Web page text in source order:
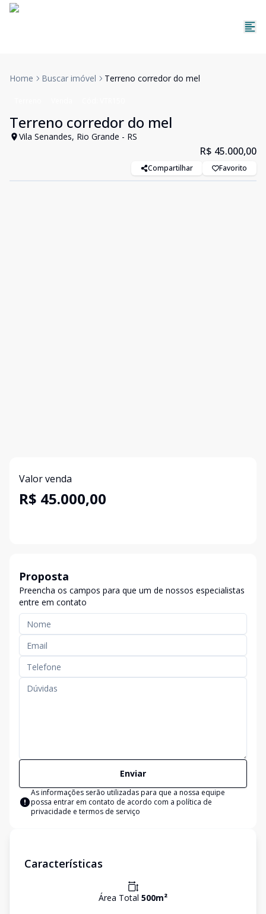
Home Buscar imóvel Terreno corredor do mel
Terreno corredor do mel
Vila Senandes, Rio Grande - RS
R$ 45.000,00
Compartilhar Favorito
Valor venda
R$ 45.000,00
Proposta
Preencha os campos para que um de nossos especialistas
entre em contato
Enviar
As informações serão utilizadas para que a nossa equipe
possa entrar em contato de acordo com a política de
privacidade e termos de serviço
Características
Área Total 500m²